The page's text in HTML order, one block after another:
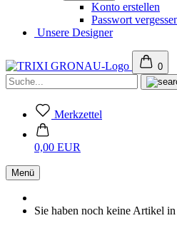
Konto erstellen
Passwort
Unsere Designer
0
Merkzettel
0,00 EUR
Menü
Sie haben noch keine Artikel